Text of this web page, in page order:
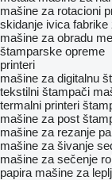
mašine za rotacioni
skidanje ivica fabrike
mašine za obradu
štamparske opreme
printeri
mašine za digitalnu
tekstilni štampači
termalni printeri
mašine za post
mašine za rezanje
mašine za šivanje
mašine za sečenje
papira mašine za